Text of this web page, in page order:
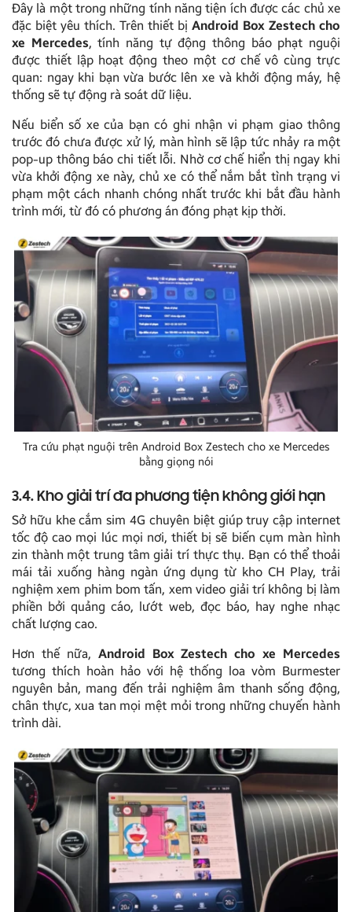
Đây là một trong những tính năng tiện ích được các chủ xe
đặc biệt yêu thích. Trên thiết bị Android Box Zestech cho
xe Mercedes, tính năng tự động thông báo phạt nguội
được thiết lập hoạt động theo một cơ chế vô cùng trực
quan: ngay khi bạn vừa bước lên xe và khởi động máy, hệ
thống sẽ tự động rà soát dữ liệu.
Nếu biển số xe của bạn có ghi nhận vi phạm giao thông
trước đó chưa được xử lý, màn hình sẽ lập tức nhảy ra một
pop-up thông báo chi tiết lỗi. Nhờ cơ chế hiển thị ngay khi
vừa khởi động xe này, chủ xe có thể nắm bắt tình trạng vi
phạm một cách nhanh chóng nhất trước khi bắt đầu hành
trình mới, từ đó có phương án đóng phạt kịp thời.
Tra cứu phạt nguội trên Android Box Zestech cho xe Mercedes
bằng giọng nói
3.4. Kho giải trí đa phương tiện không giới hạn
Sở hữu khe cắm sim 4G chuyên biệt giúp truy cập internet
tốc độ cao mọi lúc mọi nơi, thiết bị sẽ biến cụm màn hình
zin thành một trung tâm giải trí thực thụ. Bạn có thể thoải
mái tải xuống hàng ngàn ứng dụng từ kho CH Play, trải
nghiệm xem phim bom tấn, xem video giải trí không bị làm
phiền bởi quảng cáo, lướt web, đọc báo, hay nghe nhạc
chất lượng cao.
Hơn thế nữa, Android Box Zestech cho xe Mercedes
tương thích hoàn hảo với hệ thống loa vòm Burmester
nguyên bản, mang đến trải nghiệm âm thanh sống động,
chân thực, xua tan mọi mệt mỏi trong những chuyến hành
trình dài.